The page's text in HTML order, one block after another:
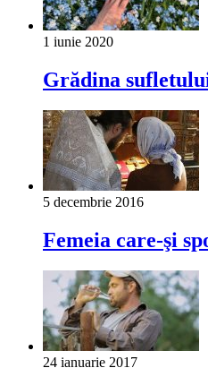
1 iunie 2020
Grădina
5 decembrie 2016
Femeia care-şi
24 ianuarie 2017